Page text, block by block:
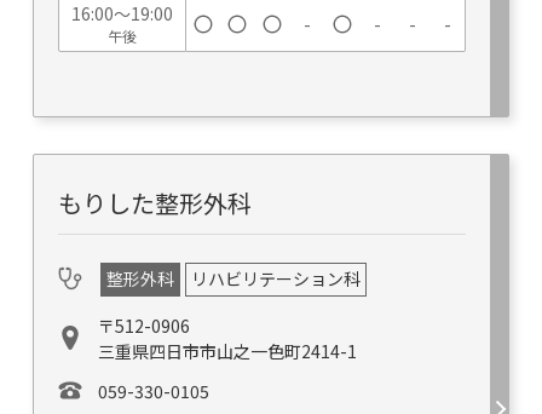
16:00～19:00
午後 - - - -
もりした整形外科
整形外科
リハビリテーション科
〒512-0906
三重県四日市市山之一色町2414-1
059-330-0105